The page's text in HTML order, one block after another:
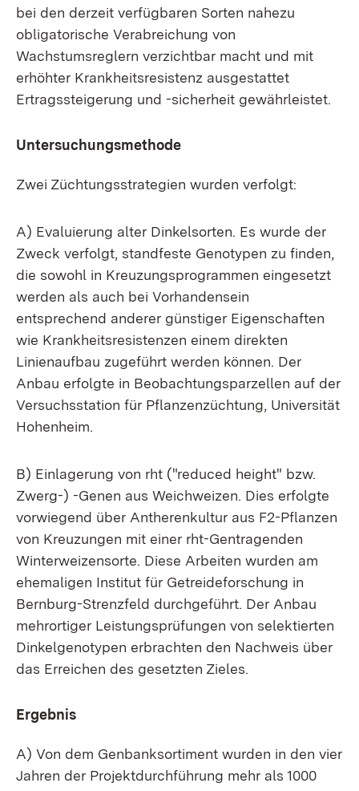
bei den derzeit verfügbaren Sorten nahezu
obligatorische Verabreichung von
Wachstumsreglern verzichtbar macht und mit
erhöhter Krankheitsresistenz ausgestattet
Ertragssteigerung und -sicherheit gewährleistet.
Untersuchungsmethode
Zwei Züchtungsstrategien wurden verfolgt:
A) Evaluierung alter Dinkelsorten. Es wurde der
Zweck verfolgt, standfeste Genotypen zu finden,
die sowohl in Kreuzungsprogrammen eingesetzt
werden als auch bei Vorhandensein
entsprechend anderer günstiger Eigenschaften
wie Krankheitsresistenzen einem direkten
Linienaufbau zugeführt werden können. Der
Anbau erfolgte in Beobachtungsparzellen auf der
Versuchsstation für Pflanzenzüchtung, Universität
Hohenheim.
B) Einlagerung von rht ("reduced height" bzw.
Zwerg-) -Genen aus Weichweizen. Dies erfolgte
vorwiegend über Antherenkultur aus F2-Pflanzen
von Kreuzungen mit einer rht-Gentragenden
Winterweizensorte. Diese Arbeiten wurden am
ehemaligen Institut für Getreideforschung in
Bernburg-Strenzfeld durchgeführt. Der Anbau
mehrortiger Leistungsprüfungen von selektierten
Dinkelgenotypen erbrachten den Nachweis über
das Erreichen des gesetzten Zieles.
Ergebnis
A) Von dem Genbanksortiment wurden in den vier
Jahren der Projektdurchführung mehr als 1000